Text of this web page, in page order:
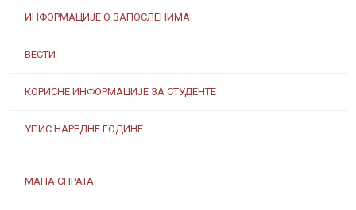
ИНФОРМАЦИЈЕ О ЗАПОСЛЕНИМА
ВЕСТИ
КОРИСНЕ ИНФОРМАЦИЈЕ ЗА СТУДЕНТЕ
УПИС НАРЕДНЕ ГОДИНЕ
МАПА СПРАТА